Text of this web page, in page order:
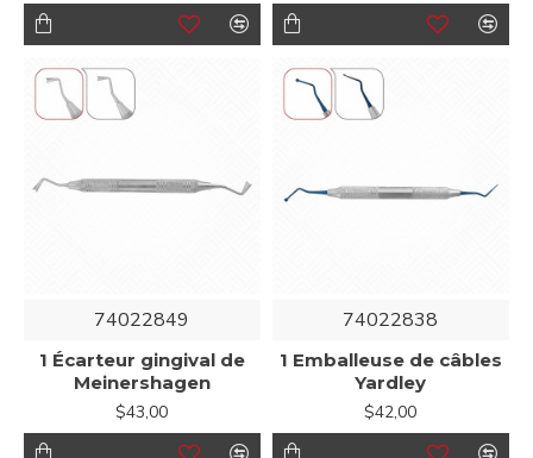
74022849
1 Écarteur gingival de
Meinershagen
$43,00
74022838
1 Emballeuse de câbles
Yardley
$42,00